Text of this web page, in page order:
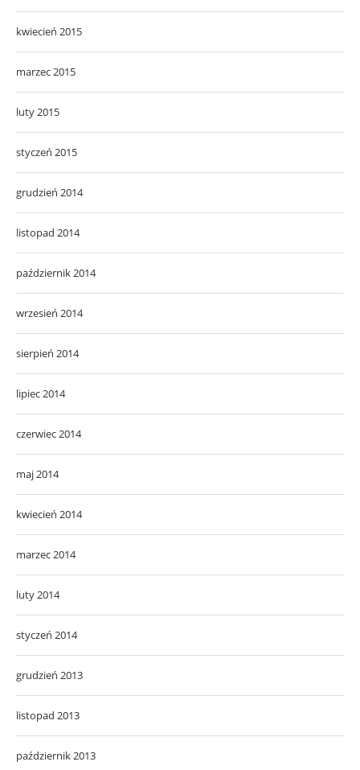
kwiecień 2015
marzec 2015
luty 2015
styczeń 2015
grudzień 2014
listopad 2014
październik 2014
wrzesień 2014
sierpień 2014
lipiec 2014
czerwiec 2014
maj 2014
kwiecień 2014
marzec 2014
luty 2014
styczeń 2014
grudzień 2013
listopad 2013
październik 2013